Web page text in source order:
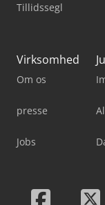
Tillidssegl
Virksomhed
Om os
presse
Jobs